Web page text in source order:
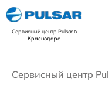
Сервисный центр Pulsarв
Краснодаре
Сервисный центр